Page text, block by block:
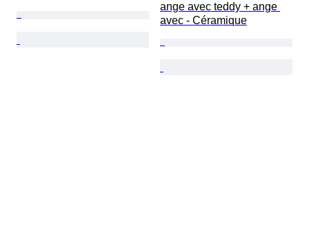
ange avec teddy + ange
avec - Céramique